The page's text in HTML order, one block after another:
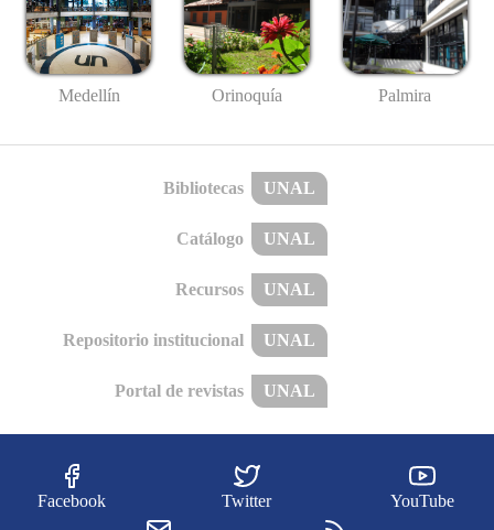
Medellín Orinoquía Palmira
Bibliotecas UNAL
Catálogo UNAL
Recursos UNAL
Repositorio institucional UNAL
Portal de revistas UNAL
Facebook Twitter YouTube